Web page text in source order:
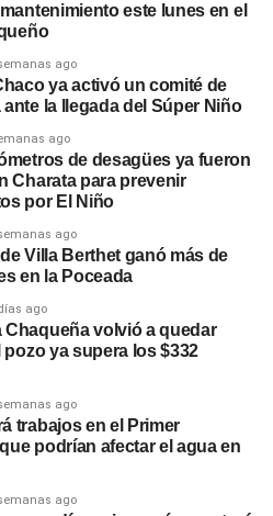
este lunes en el
ago
ya activó un comité de
la llegada del Súper Niño
ago
de desagües ya fueron
Charata para prevenir
por El Niño
ago
Villa Berthet ganó más de
en la Poceada
ago
Chaqueña volvió a quedar
pozo ya supera los $332
ago
trabajos en el Primer
podrían afectar el agua en
ago